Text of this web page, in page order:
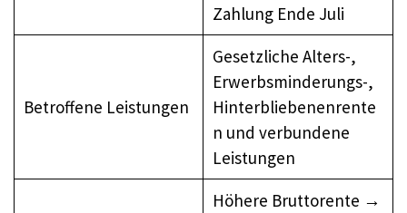
Zahlung Ende Juli
Betroffene Leistungen
Gesetzliche Alters-,
Erwerbsminderungs-,
Hinterbliebenenrente
n und verbundene
Leistungen
Höhere Bruttorente →